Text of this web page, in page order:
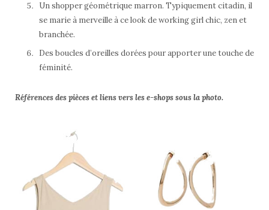
Un shopper géométrique marron. Typiquement citadin, il
se marie à merveille à ce look de working girl chic, zen et
branchée.
Des boucles d’oreilles dorées pour apporter une touche de
féminité.
Références des pièces et liens vers les e-shops sous la photo.